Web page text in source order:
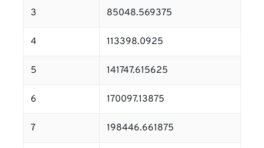
3 85048.569375
4 113398.0925
5 141747.615625
6 170097.13875
7 198446.661875